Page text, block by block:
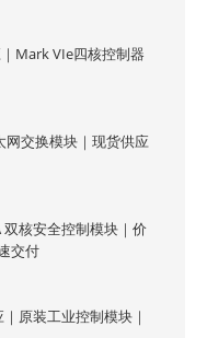
Mark VIe四核控制器
网交换模块｜现货供应
双核安全控制模块｜价
交付
原装工业控制模块｜